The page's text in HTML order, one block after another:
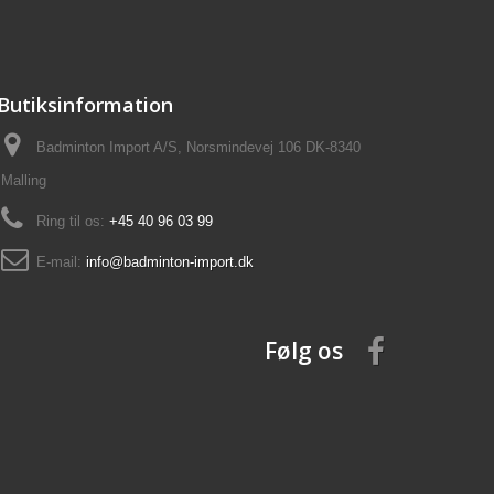
Butiksinformation
Badminton Import A/S, Norsmindevej 106 DK-8340
Malling
Ring til os: +45 40 96 03 99
E-mail: info@badminton-import.dk
Følg os